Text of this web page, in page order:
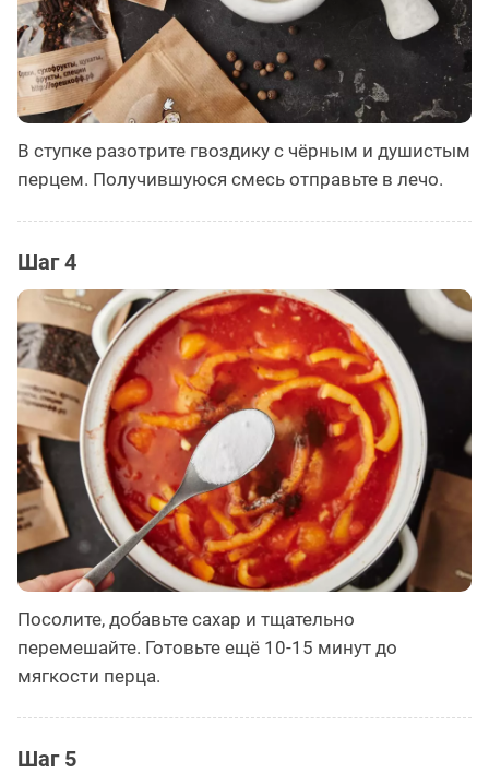
В ступке разотрите гвоздику с чёрным и душистым
перцем. Получившуюся смесь отправьте в лечо.
Шаг 4
Посолите, добавьте сахар и тщательно
перемешайте. Готовьте ещё 10-15 минут до
мягкости перца.
Шаг 5